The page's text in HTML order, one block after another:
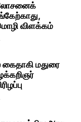
விளக்கம்
கைதாகி மதுரை